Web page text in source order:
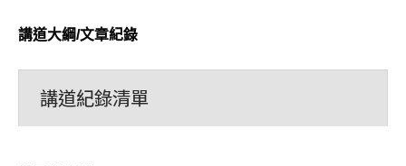
講道大綱/文章紀錄
講道紀錄清單